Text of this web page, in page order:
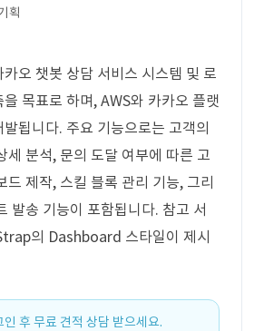
획
오 챗봇 상담 서비스 시스템 및 로
목표로 하며, AWS와 카카오 플랫
됩니다. 주요 기능으로는 고객의
세 분석, 문의 도달 여부에 따른 고
드 제작, 스킬 블록 관리 기능, 그리
발송 기능이 포함됩니다. 참고 서
의 Dashboard 스타일이 제시
인 후 무료 견적 상담 받으세요.